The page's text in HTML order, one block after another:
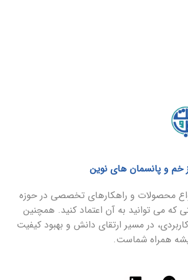
و پانسمان های نوین
محصولات و راهکارهای تخصصی در حوزه
که می توانید به آن اعتماد کنید. همچنین
در مسیر ارتقای دانش و بهبود کیفیت
همراه شماست.